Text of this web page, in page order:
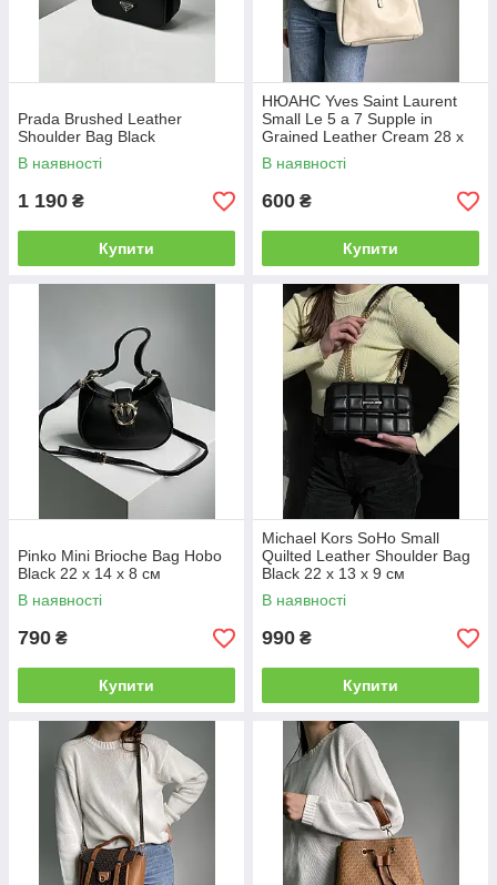
Prada Brushed Leather
Shoulder Bag Black
В наявності
1 190 ₴
Купити
НЮАНС Yves Saint Laurent
Small Le 5 a 7 Supple in
Grained Leather Cream 28 х
28 х 8 см
В наявності
600 ₴
Купити
Pinko Mini Brioche Bag Hobo
Black 22 x 14 x 8 см
В наявності
790 ₴
Купити
Michael Kors SoHo Small
Quilted Leather Shoulder Bag
Black 22 х 13 х 9 см
В наявності
990 ₴
Купити